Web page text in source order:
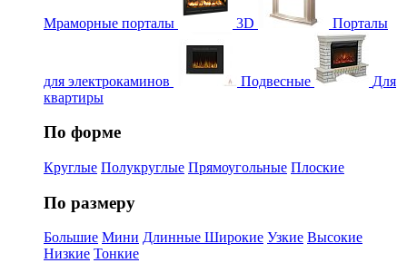
Мраморные порталы 3D Порталы
для электрокаминов Подвесные
Для
квартиры
По форме
Круглые Полукруглые Прямоугольные Плоские
По размеру
Большие Мини Длинные Широкие Узкие Высокие
Низкие Тонкие